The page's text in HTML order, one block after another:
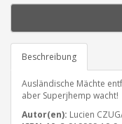
Beschreibung
Ausländische Mächte
aber Superjhemp wacht!
Autor(en): Lucien